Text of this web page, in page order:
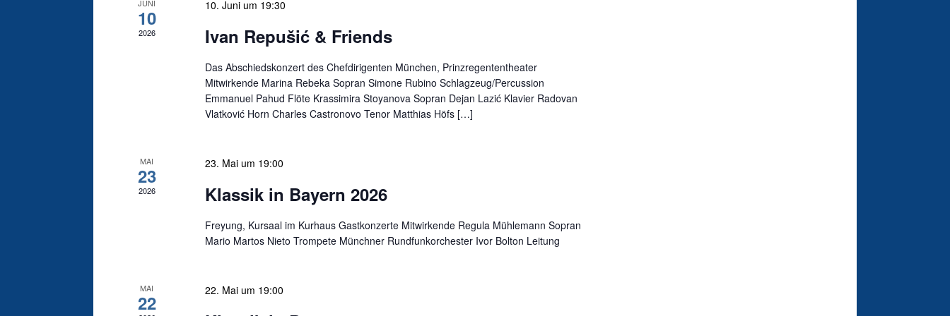
JUNI
10
2026
10. Juni um 19:30
Ivan Repušić & Friends
Das Abschiedskonzert des Chefdirigenten München, Prinzregententheater
Mitwirkende Marina Rebeka Sopran Simone Rubino Schlagzeug/Percussion
Emmanuel Pahud Flöte Krassimira Stoyanova Sopran Dejan Lazić Klavier Radovan
Vlatković Horn Charles Castronovo Tenor Matthias Höfs […]
MAI
23
2026
23. Mai um 19:00
Klassik in Bayern 2026
Freyung, Kursaal im Kurhaus Gastkonzerte Mitwirkende Regula Mühlemann Sopran
Mario Martos Nieto Trompete Münchner Rundfunkorchester Ivor Bolton Leitung
MAI
22
22. Mai um 19:00